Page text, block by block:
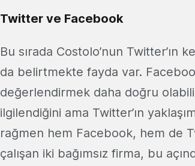
Twitter ve Facebook
Bu sırada Costolo’nun Twitter’ın
da belirtmekte fayda var.
değerlendirmek daha doğru
ilgilendiğini ama Twitter’ın
rağmen hem Facebook, hem de
çalışan iki bağımsız firma, bu